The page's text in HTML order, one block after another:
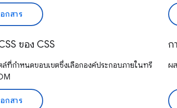
กสาร
ของ CSS
ล์ที่กำหนดขอบเขตซึ่งเลือกองค์ประกอบภายในทรี
กสาร
ก
ผ